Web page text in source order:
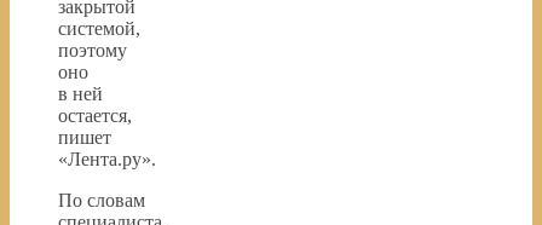
закрытой
системой,
поэтому
оно
в ней
остается,
пишет
«Лента.ру».
По словам